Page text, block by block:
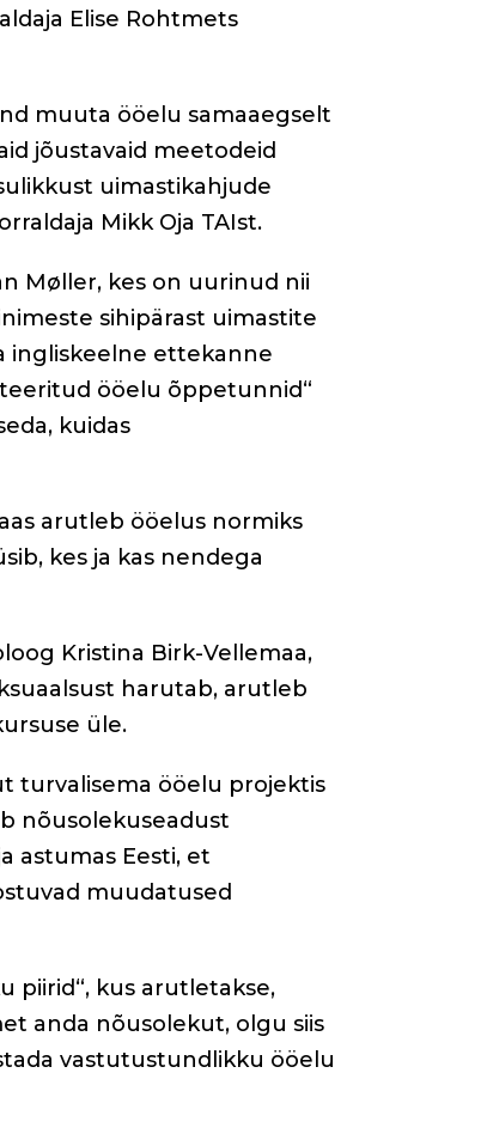
Elise Rohtmets
muuta ööelu samaaegselt
jõustavaid meetodeid
uimastikahjude
Mikk Oja TAIst.
Møller, kes on uurinud nii
sihipärast uimastite
ingliskeelne ettekanne
ööelu õppetunnid“
kuidas
arutleb ööelus normiks
kes ja kas nendega
Kristina Birk-Vellemaa,
harutab, arutleb
üle.
turvalisema ööelu projektis
nõusolekuseadust
astumas Eesti, et
muudatused
piirid“, kus arutletakse,
anda nõusolekut, olgu siis
vastutustundlikku ööelu